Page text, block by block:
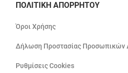
ΠΟΛΙΤΙΚΗ ΑΠΟΡΡΗΤΟΥ
Όροι Χρήσης
Δήλωση Προστασίας Προσωπικών
Ρυθμίσεις Cookies